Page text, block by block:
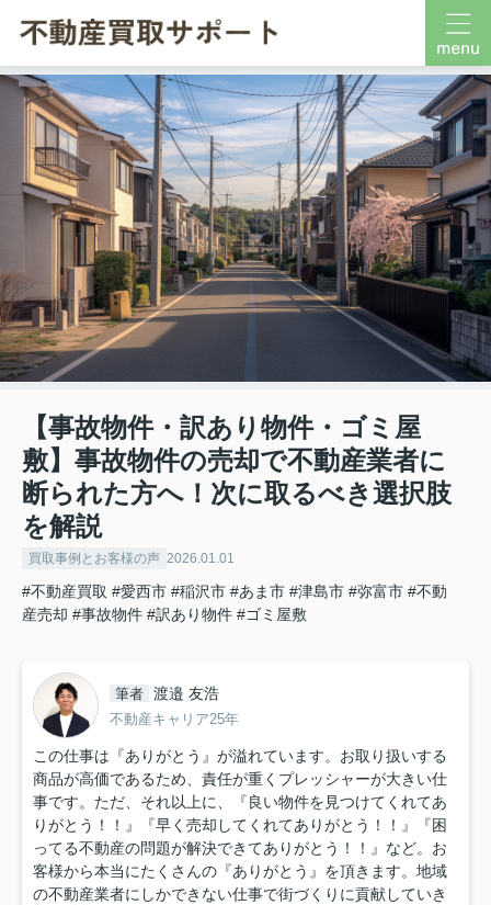
【事故物件・訳あり物件・ゴミ屋
敷】事故物件の売却で不動産業者に
断られた方へ！次に取るべき選択肢
を解説
買取事例とお客様の声 2026.01.01
#不動産買取 #愛西市 #稲沢市 #あま市 #津島市 #弥富市 #不動
産売却 #事故物件 #訳あり物件 #ゴミ屋敷
筆者 渡邉 友浩
不動産キャリア25年
この仕事は『ありがとう』が溢れています。お取り扱いする
商品が高価であるため、責任が重くプレッシャーが大きい仕
事です。ただ、それ以上に、『良い物件を見つけてくれてあ
りがとう！！』『早く売却してくれてありがとう！！』『困
ってる不動産の問題が解決できてありがとう！！』など。お
客様から本当にたくさんの『ありがとう』を頂きます。地域
の不動産業者にしかできない仕事で街づくりに貢献していき